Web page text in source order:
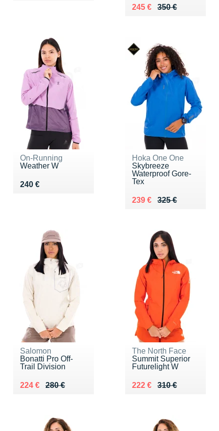
350 €
Au lieu de 350 €
245 €
Vendu 245 €
On-Running
Weather W
240 €
Vendu 240 €
Hoka One One
Skybreeze
Waterproof Gore-
Tex
325 €
Au lieu de 325 €
239 €
Vendu 239 €
Salomon
Bonatti Pro Off-
Trail Division
280 €
Au lieu de 280 €
224 €
Vendu 224 €
The North Face
Summit Superior
Futurelight W
310 €
Au lieu de 310 €
222 €
Vendu 222 €